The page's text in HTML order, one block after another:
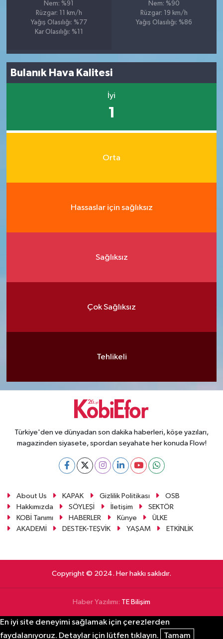
Nem: %91
Rüzgar: 11 km/h
Yağış Olasılığı: %77
Kar Olasılığı: %11
Nem: %90
Rüzgar: 19 km/h
Yağış Olasılığı: %86
Bulanık Hava Kalitesi
İyi
1
Orta
Hassaslar için sağlıksız
Sağlıksız
Çok Sağlıksız
Tehlikeli
Türkiye'den ve dünyadan son dakika haberleri, köşe yazıları,
magazinden siyasete, spordan seyahate her konuda Flow!
About Us KAPAK Gizlilik Politikası
OSB
Hakkımızda
SÖYLEŞİ İletişim
SEKTÖR
KOBİ Tanımı
HABERLER Künye
ÜLKE
AKADEMİ
DESTEK-TEŞVİK YAŞAM ETKİNLİK
Copyright © 2024. Her hakkı saklıdır.
Haber Yazılımı: TE Bilişim
En iyi site deneyimi sağlamak için çerezlerden
faydalanıyoruz. Detaylar için lütfen tıklayın.
Tamam